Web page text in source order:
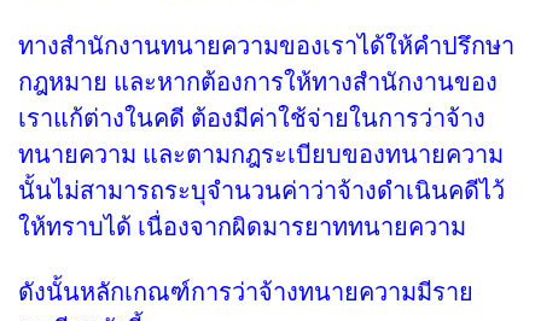
ทางสำนักงานทนายความของเราได้ให้คำปรึกษา
กฎหมาย และหากต้องการให้ทางสำนักงานของ
เราแก้ต่างในคดี ต้องมีค่าใช้จ่ายในการว่าจ้าง
ทนายความ และตามกฎระเบียบของทนายความ
นั้นไม่สามารถระบุจำนวนค่าว่าจ้างดำเนินคดีไว้
ให้ทราบได้ เนื่องจากผิดมารยาททนายความ
ดังนั้นหลักเกณฑ์การว่าจ้างทนายความมีราย